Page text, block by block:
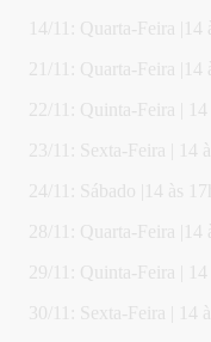
14/11: Quarta-Feira |14
21/11: Quarta-Feira |14
22/11: Quinta-Feira | 14
23/11: Sexta-Feira | 14
24/11: Sábado |14 às 17h
28/11: Quarta-Feira |14
29/11: Quinta-Feira | 14
30/11: Sexta-Feira | 14